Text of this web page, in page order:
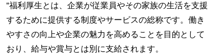
“福利厚生とは、企業が従業員やその家族の生活を支援
するために提供する制度やサービスの総称です。働き
やすさの向上や企業の魅力を高めることを目的として
おり、給与や賞与とは別に支給されます。